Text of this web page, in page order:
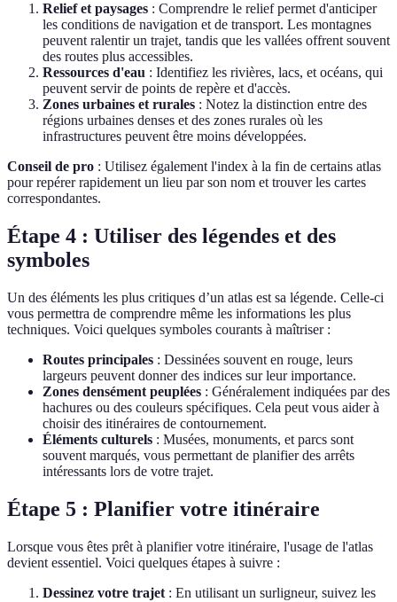
Relief et paysages : Comprendre le relief permet d'anticiper
les conditions de navigation et de transport. Les montagnes
peuvent ralentir un trajet, tandis que les vallées offrent souvent
des routes plus accessibles.
Ressources d'eau : Identifiez les rivières, lacs, et océans, qui
peuvent servir de points de repère et d'accès.
Zones urbaines et rurales : Notez la distinction entre des
régions urbaines denses et des zones rurales où les
infrastructures peuvent être moins développées.
Conseil de pro : Utilisez également l'index à la fin de certains atlas
pour repérer rapidement un lieu par son nom et trouver les cartes
correspondantes.
Étape 4 : Utiliser des légendes et des
symboles
Un des éléments les plus critiques d’un atlas est sa légende. Celle-ci
vous permettra de comprendre même les informations les plus
techniques. Voici quelques symboles courants à maîtriser :
Routes principales : Dessinées souvent en rouge, leurs
largeurs peuvent donner des indices sur leur importance.
Zones densément peuplées : Généralement indiquées par des
hachures ou des couleurs spécifiques. Cela peut vous aider à
choisir des itinéraires de contournement.
Éléments culturels : Musées, monuments, et parcs sont
souvent marqués, vous permettant de planifier des arrêts
intéressants lors de votre trajet.
Étape 5 : Planifier votre itinéraire
Lorsque vous êtes prêt à planifier votre itinéraire, l'usage de l'atlas
devient essentiel. Voici quelques étapes à suivre :
Dessinez votre trajet : En utilisant un surligneur, suivez les